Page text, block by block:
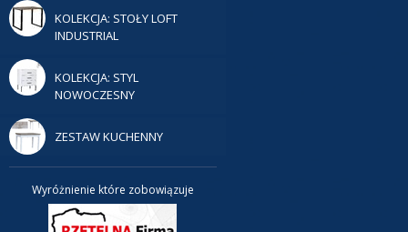
KOLEKCJA: STOŁY LOFT
INDUSTRIAL
KOLEKCJA: STYL
NOWOCZESNY
ZESTAW KUCHENNY
Wyróżnienie które zobowiązuje